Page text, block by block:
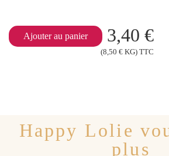
Ajouter au panier 3,40 €
(8,50 € KG) TTC
Happy Lolie
plus